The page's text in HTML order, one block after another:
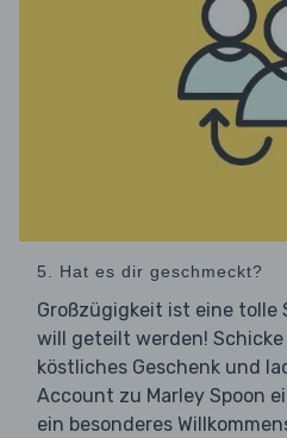
5. Hat es dir geschmeckt?
Großzügigkeit ist eine tolle
will geteilt werden!
köstliches Geschenk und
Account zu Marley Spoon
ein besonderes